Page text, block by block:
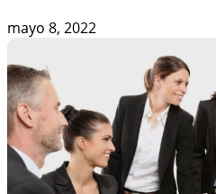
mayo 8, 2022